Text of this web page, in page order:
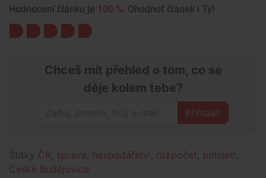
Hodnocení článku je 100 %. Ohodnoť článek i Ty!
Chceš mít přehled o tom, co se
děje kolem tebe?
Přihlásit
Štítky ČR správa hospodářství rozpočet pololetí
České Budějovice